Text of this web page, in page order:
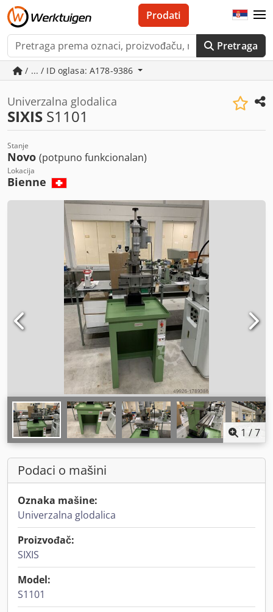
Pretraga
Prodati
/ ... / ID oglasa: A178-9386
Univerzalna glodalica
SIXIS S1101
Stanje
Novo (potpuno funkcionalan)
Lokacija
Bienne
1 /7
Podaci o mašini
Oznaka mašine:
Univerzalna glodalica
Proizvođač:
SIXIS
Model:
S1101